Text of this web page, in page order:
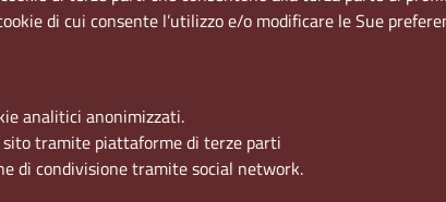
di cui consente l’utilizzo e/o modificare le Sue
analitici anonimizzati.
tramite piattaforme di terze parti
di condivisione tramite social network.